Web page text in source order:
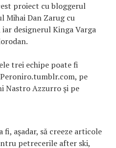
proiect cu bloggerul
Mihai Dan Zarug cu
designerul Kinga Varga
trei echipe poate fi
pe
Nastro Azzurro şi pe
fi, aşadar, să creeze articole
petrecerile after ski,